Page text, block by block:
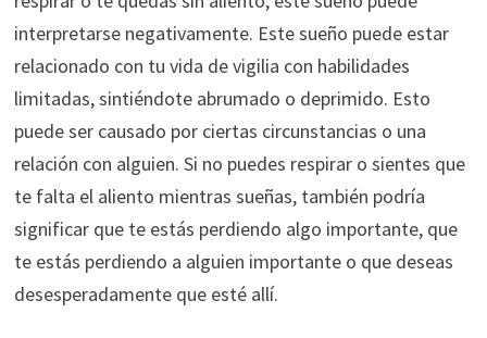
interpretarse negativamente. Este sueño puede estar
relacionado con tu vida de vigilia con habilidades
limitadas, sintiéndote abrumado o deprimido. Esto
puede ser causado por ciertas circunstancias o una
relación con alguien. Si no puedes respirar o sientes que
te falta el aliento mientras sueñas, también podría
significar que te estás perdiendo algo importante, que
te estás perdiendo a alguien importante o que deseas
desesperadamente que esté allí.